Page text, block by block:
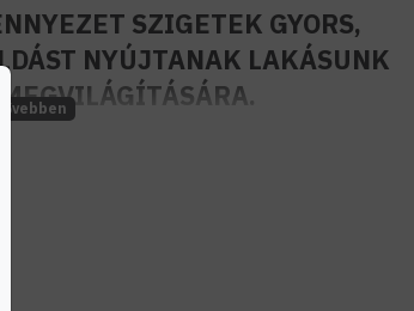
SZIGETEK GYORS,
NYÚJTANAK LAKÁSUNK
a lakás bármely terének világítás
álmennyezet sziget peremén körbe futó
köszönhetően.